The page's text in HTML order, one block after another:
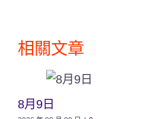
相關文章
8月9日